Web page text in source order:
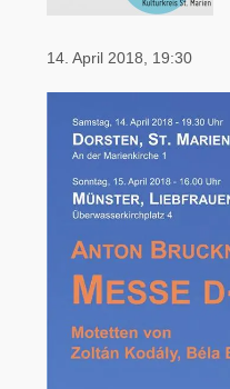
14. April 2018, 19:30